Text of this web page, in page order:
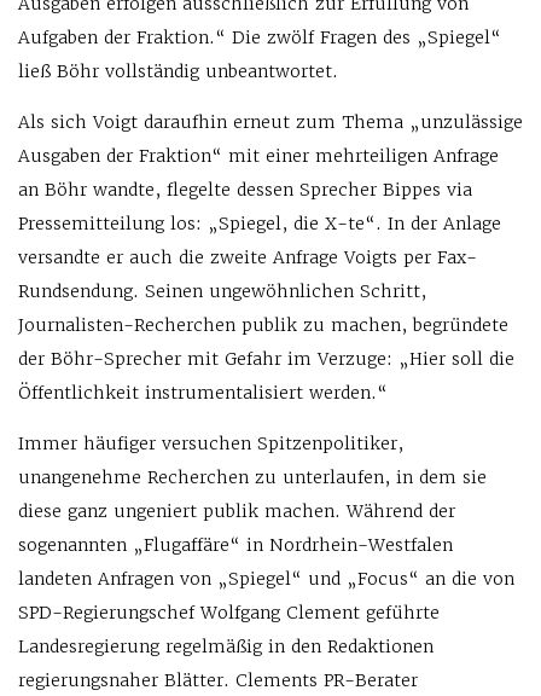
Aufgaben der Fraktion.“ Die zwölf Fragen des „Spiegel“
ließ Böhr vollständig unbeantwortet.
Als sich Voigt daraufhin erneut zum Thema „unzulässige
Ausgaben der Fraktion“ mit einer mehrteiligen Anfrage
an Böhr wandte, flegelte dessen Sprecher Bippes via
Pressemitteilung los: „Spiegel, die X-te“. In der Anlage
versandte er auch die zweite Anfrage Voigts per Fax-
Rundsendung. Seinen ungewöhnlichen Schritt,
Journalisten-Recherchen publik zu machen, begründete
der Böhr-Sprecher mit Gefahr im Verzuge: „Hier soll die
Öffentlichkeit instrumentalisiert werden.“
Immer häufiger versuchen Spitzenpolitiker,
unangenehme Recherchen zu unterlaufen, in dem sie
diese ganz ungeniert publik machen. Während der
sogenannten „Flugaffäre“ in Nordrhein-Westfalen
landeten Anfragen von „Spiegel“ und „Focus“ an die von
SPD-Regierungschef Wolfgang Clement geführte
Landesregierung regelmäßig in den Redaktionen
regierungsnaher Blätter. Clements PR-Berater